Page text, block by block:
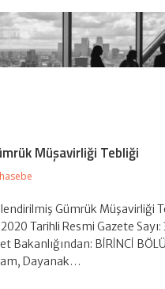
Müşavirliği Tebliği
Gümrük Müşavirliği
Tarihli Resmi Gazete Sayı:
Bakanlığından: BİRİNCİ
Dayanak…